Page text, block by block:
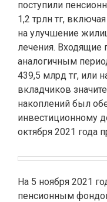
поступили
1,2 трлн тг,
на улучшение
лечения. Входящие
аналогичным
439,5 млрд тг, или
вкладчиков
накоплений был
инвестиционному
октября 2021 года
На 5 ноября 2021
пенсионным